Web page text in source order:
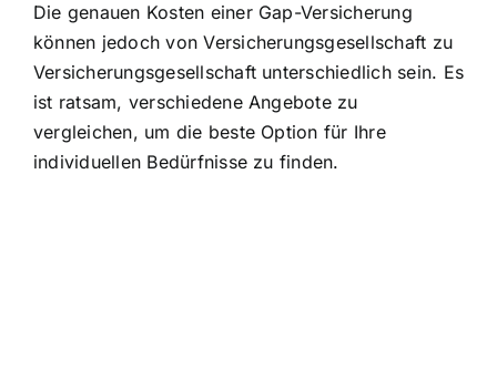
Die genauen Kosten einer Gap-Versicherung
können jedoch von Versicherungsgesellschaft zu
Versicherungsgesellschaft unterschiedlich sein. Es
ist ratsam, verschiedene Angebote zu
vergleichen, um die beste Option für Ihre
individuellen Bedürfnisse zu finden.